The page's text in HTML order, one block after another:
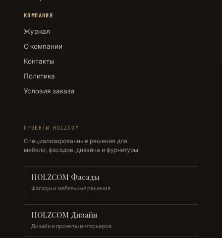
КОМПАНИЯ
Журнал
О компании
Контакты
Политика
Условия заказа
ПРОЕКТЫ HOLZCOM
Специализированные решения для
мебели, фасадов, дизайна и фурнитуры.
HOLZCOM Фасады
Фасады и мебельные решения
HOLZCOM Дизайн
Дизайн и проекты интерьеров